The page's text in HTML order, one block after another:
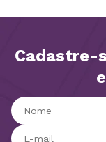
Cadastre-